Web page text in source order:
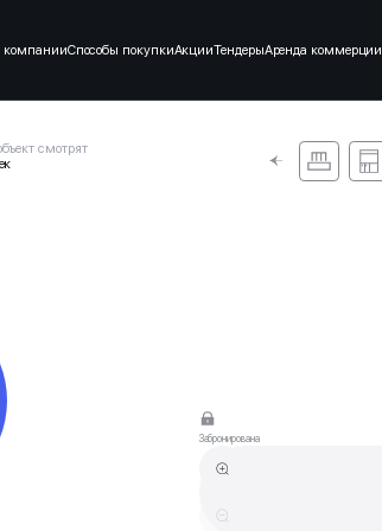
компанииСпособы покупкиАкцииТендерыАренда коммерции
смотрят
Забронирована